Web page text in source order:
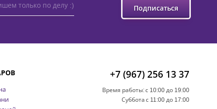
только по делу :) Подписаться
+7 (967) 256 13 37
Время работы:с 10:00 до 19:00
Субботас 11:00 до 17:00